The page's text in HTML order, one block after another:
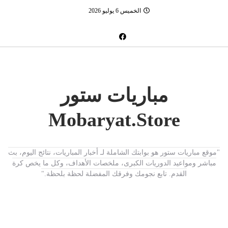
الخميس 6 يوليو 2026
مباريات ستور
Mobaryat.Store
"موقع مباريات ستور هو بوابتك الشاملة لـ أخبار المباريات، نتائج اليوم، بث
مباشر ومواعيد الدوريات الكبرى، ملخصات الأهداف، وكل ما يخص كرة
القدم. تابع نجومك وفرقك المفضلة لحظة بلحظة."